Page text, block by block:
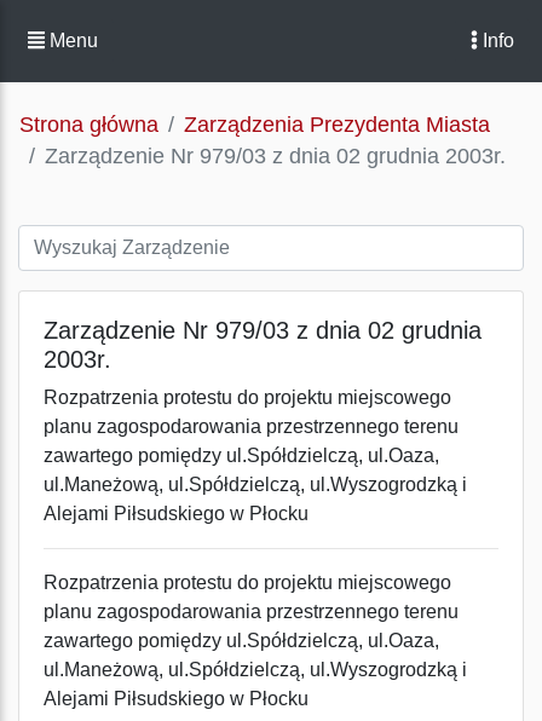
Menu Info
Strona główna
Zarządzenia Prezydenta Miasta
Zarządzenie Nr 979/03 z dnia 02 grudnia 2003r.
Zarządzenie Nr 979/03 z dnia 02 grudnia
2003r.
Rozpatrzenia protestu do projektu miejscowego
planu zagospodarowania przestrzennego terenu
zawartego pomiędzy ul.Spółdzielczą, ul.Oaza,
ul.Maneżową, ul.Spółdzielczą, ul.Wyszogrodzką i
Alejami Piłsudskiego w Płocku
Rozpatrzenia protestu do projektu miejscowego
planu zagospodarowania przestrzennego terenu
zawartego pomiędzy ul.Spółdzielczą, ul.Oaza,
ul.Maneżową, ul.Spółdzielczą, ul.Wyszogrodzką i
Alejami Piłsudskiego w Płocku